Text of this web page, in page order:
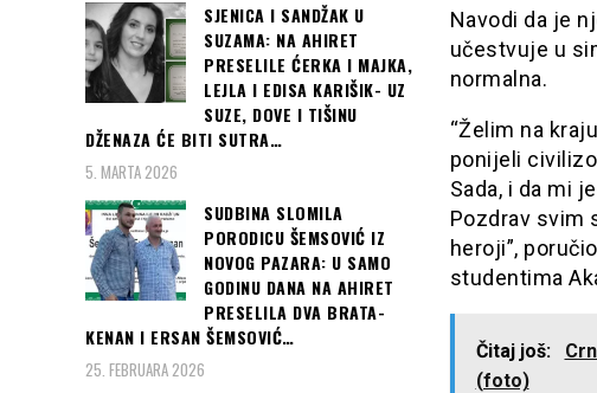
Navodi da je
učestvuje u
normalna.
“Želim na
ponijeli
Sada, i da mi
Pozdrav svim
heroji”,
studentima
Čitaj još:
(foto)
SJENICA I SANDŽAK U
SUZAMA: NA AHIRET
PRESELILE ĆERKA I MAJKA,
LEJLA I EDISA KARIŠIK- UZ
SUZE, DOVE I TIŠINU
DŽENAZA ĆE BITI SUTRA…
5. MARTA 2026
SUDBINA SLOMILA
PORODICU ŠEMSOVIĆ IZ
NOVOG PAZARA: U SAMO
GODINU DANA NA AHIRET
PRESELILA DVA BRATA-
KENAN I ERSAN ŠEMSOVIĆ…
25. FEBRUARA 2026